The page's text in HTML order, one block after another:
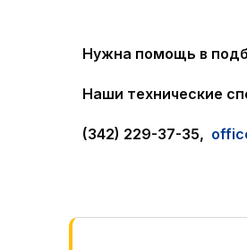
Нужна помощь в
Наши технические
(342) 229-37-35,